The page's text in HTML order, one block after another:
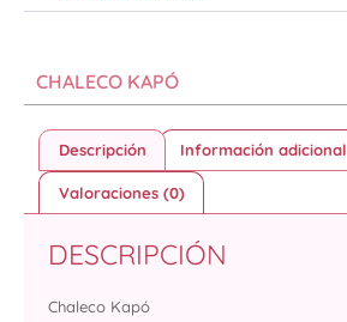
CHALECO KAPÓ
Descripción Información adicional
Valoraciones (0)
DESCRIPCIÓN
Chaleco Kapó